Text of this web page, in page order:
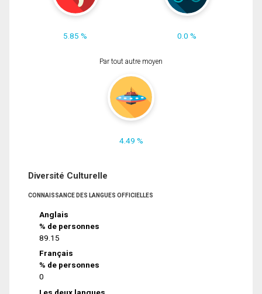
5.85 % 0.0 %
Par tout autre moyen
4.49 %
Diversité Culturelle
CONNAISSANCE DES LANGUES OFFICIELLES
Anglais
% de personnes
89.15
Français
% de personnes
0